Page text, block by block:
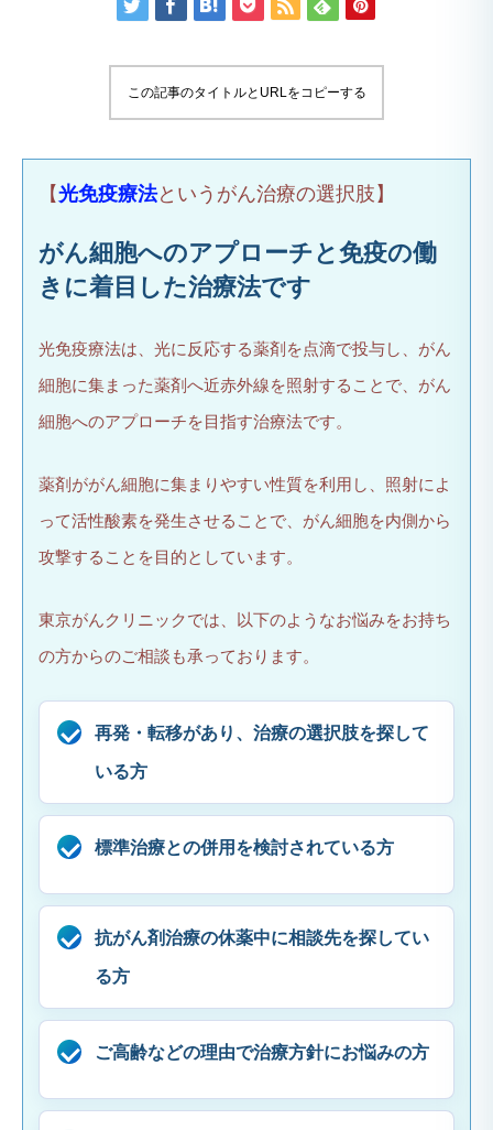
この記事のタイトルとURLをコピーする
【光免疫療法というがん治療の選択肢】
がん細胞へのアプローチと免疫の働
きに着目した治療法です
光免疫療法は、光に反応する薬剤を点滴で投与し、がん
細胞に集まった薬剤へ近赤外線を照射することで、がん
細胞へのアプローチを目指す治療法です。
薬剤ががん細胞に集まりやすい性質を利用し、照射によ
って活性酸素を発生させることで、がん細胞を内側から
攻撃することを目的としています。
東京がんクリニックでは、以下のようなお悩みをお持ち
の方からのご相談も承っております。
再発・転移があり、治療の選択肢を探して
いる方
標準治療との併用を検討されている方
抗がん剤治療の休薬中に相談先を探してい
る方
ご高齢などの理由で治療方針にお悩みの方